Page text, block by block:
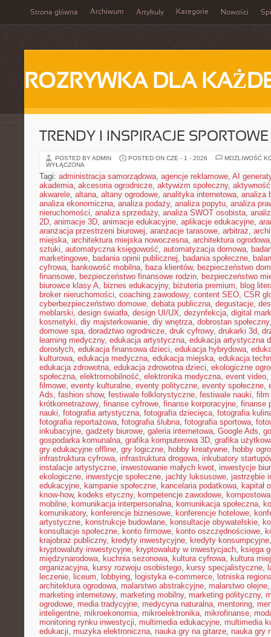
Strona główna Archiwum Artykuły Kategorie Nowości
ROZRYWKA DLA
TRENDY I INSPIRACJE SPORTOWE
POSTED BY ADMIN POSTED ON CZE - 1 - 2026
MOŻLIWOŚĆ
WYŁĄCZONA
Tagi: administracja samorządowa, agencje reklamowe, AI
akademia, akcesoria ogrodnicze, aktywizm społeczny,
akwarele, altana, altany ogrodowe, analityka internetowa, analiza
analiza ekonomiczna, analiza podaży, analiza popytu, analiza
nieruchomości, analiza sprzedaży, analiza SWOT osobista,
2D, animacje 3D, animacje edukacyjne, aplikacje edukacyjne,
aranżacja przestrzeni biurowej, aranżacje tarasowe, arbitraż,
miejska, architektura miejska nowoczesna, architektura ogrodowa
sztuki, automatyczna księgowość, automatyzacja domowa,
marketingowe, badania opinii publicznej, badania społeczne,
cyfrowa, bankowość mobilna, baza klientów, bezpieczeństwo
finansowe, bezpieczeństwo finansowe rodzin, bezpieczeństwo
biurowce klasy A, biznes edukacyjny, biżuteria premium, blog
broker nieruchomości, coaching zawodowy, content SEO, CSR
cyberbezpieczeństwo domowe, debata publiczna, degustacje,
meblarski, design światła, design UI/UX, dezynfekcja, digital
kosmetyki, diy majsterkowanie, diy wnętrza, dobrostan społeczny
domowe spa, doradztwo ogrodnicze, druk cyfrowy, drukarki 3d,
learning medyczny, edukacja artystyczna, edukacja artystyczna
dorosłych, edukacja finansowa dzieci, edukacja hybrydowa,
kulturowa, edukacja medyczna, edukacja miejska, edukacja
edukacja zdrowotna, edukacja zdrowotna dzieci, ekologiczne
społeczna, elektromobilność, elektronika medyczna, event video,
filmowe, eventy kulturalne, eventy polityczne, eventy społeczne,
Ads, fashion show, festiwale folklorystyczne, festiwale nauki, film
krótkometrażowy, finanse cyfrowe, finanse korporacyjne, finanse
nauki, fotografia artystyczna, fotografia dziecięca, fotografia
fotografia reportażowa, fotografia ślubna, fotografia sportowa,
inkubacyjne, gadżety biurowe, galeria internetowa, Google Ads,
gospodarka komunalna, grafika komputerowa 3D, grafika
gry edukacyjne offline, gry logiczne, hobby kreatywne, hobby
infrastruktura cyfrowa, infrastruktura drogowa, inkubatory
instalacje artystyczne, inwestowanie małych kwot, inwestycje
ekologiczne, inwestycje społeczne, jachty luksusowe, jastrzębie
edukacyjne, kampanie społeczne, kancelaria podatkowa, kapitał
know-how, kodeks etyczny, kompetencje zawodowe,
mobilne, komunikacja interpersonalna, komunikacja społeczna,
komunikatory, konferencje biznesowe, konferencje hotelowe,
artystyczne, konstrukcje budowlane, konsultacje obywatelskie,
konsultacje społeczne, konto firmowe, konto oszczędnościowe,
krajobraz publiczny, kredyty inwestycyjne, kredyty konsumpcyjne
kryptowaluty inwestycyjne, kryptowaluty w inwestycjach, księga
międzynarodowa, kuchnia sezonowa, kultura cyfrowa, kultura
organizacyjna, kursy rozwoju osobistego, kursy specjalistyczne,
leczenie, liceum, lobbying, logistyka e-commerce, lotniska
architektura ogrodowa, malarstwo abstrakcyjne, malarstwo olejne
marketing internetowy, marketing mobilny, marketing polityczny,
ogrodowe, media tradycyjne, medycyna naturalna, mentoring,
inteligentne, mikroekonomia, mikroelektronika, mikrofinanse,
monitoring rynku inwestycji, multimedia edukacyjne, multimedia
edukacji, muzyka elektroniczna, nauka gry na gitarze, nauka gry